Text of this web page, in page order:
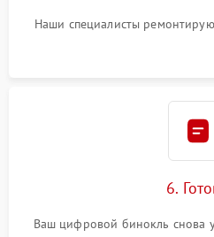
Наши специалисты
6.
Ваш цифровой бинокль снова